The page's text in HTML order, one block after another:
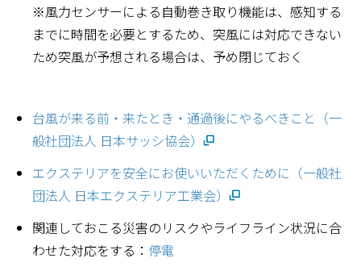
※風力センサーによる自動巻き取り機能は、感知する
までに時間を必要とするため、突風には対応できない
ため突風が予想される場合は、予め閉じておく
台風が来る前・来たとき・通過後にやるべきこと（一
般社団法人 日本サッシ協会）
エクステリアを安全にお使いいただくために（一般社
団法人 日本エクステリア工業会）
関連しておこる災害のリスクやライフライン状況に合
わせた対応をする： 停電